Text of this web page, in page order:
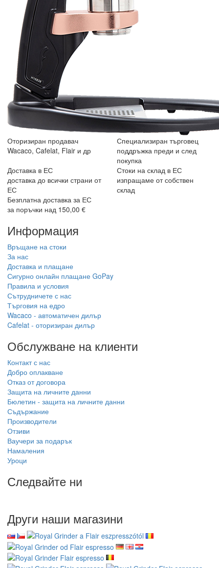
Оторизиран продавач
Wacaco, Cafelat, Flair и др
Специализиран търговец
поддръжка преди и след
покупка
Доставка в ЕС
доставка до всички страни от
ЕС
Стоки на склад в ЕС
изпращаме от собствен
склад
Безплатна доставка за ЕС
за поръчки над 150,00 €
Информация
Връщане на стоки
За нас
Доставка и плащане
Сигурно онлайн плащане GoPay
Правила и условия
Сътрудничете с нас
Търговия на едро
Wacaco - автоматичен дилър
Cafelat - оторизиран дилър
Обслужване на клиенти
Контакт с нас
Добро оплакване
Отказ от договора
Защита на личните данни
Бюлетин - защита на личните данни
Съдържание
Производители
Отзиви
Ваучери за подарък
Намаления
Уроци
Следвайте ни
Други наши магазини